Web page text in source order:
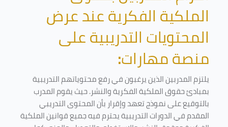
الملكية الفكرية عند عرض
المحتويات التدريبية على
منصة مهارات:
يلتزم المدربين الذين يرغبون في رفع محتوياتهم التدريبية
بمبادئ حقوق الملكية الفكرية والنشر. حيث يقوم المدرب
بالتوقيع على نموذج تعهد وإقرار بأن المحتوى التدريبي
المقدم في الدورات التدريبية يحترم فيه جميع قوانين الملكية